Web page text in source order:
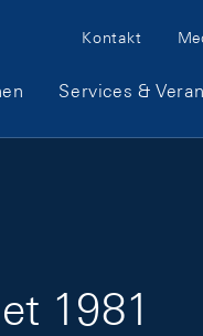
Meta
Kontakt
Services &
1981